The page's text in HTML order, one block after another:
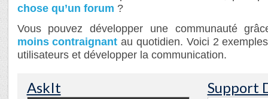
chose qu’un forum ?
Vous pouvez développer une communauté
moins contraignant au quotidien. Voici 2
utilisateurs et développer la communication.
AskIt Support